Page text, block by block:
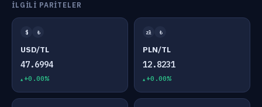
İLGILI PARITELER
$ ₺
USD/TL
47.6994
+0.00%
zł ₺
PLN/TL
12.8231
+0.00%